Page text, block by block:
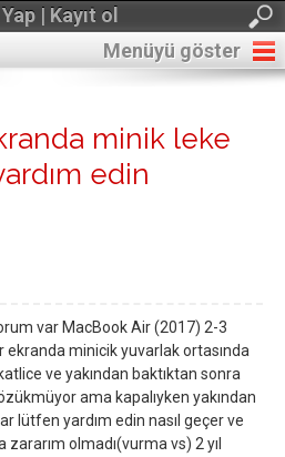
| Kayıt ol
Menüyü göster
minik leke
edin
var MacBook Air (2017) 2-3
ekranda minicik yuvarlak ortasında
ve yakından baktıktan sonra
ama kapalıyken yakından
lütfen yardım edin nasıl geçer ve
olmadı(vurma vs) 2 yıl